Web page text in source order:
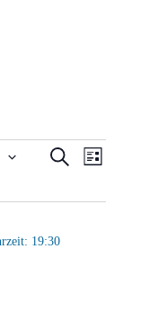
SucheListe
19:30